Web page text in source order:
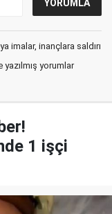
imalar, inançlara saldırı
yorumlar
1 işçi